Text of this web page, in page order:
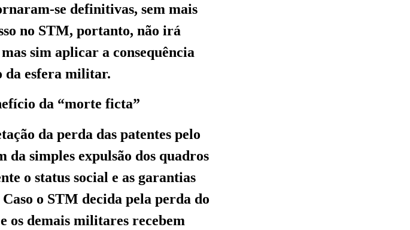
se definitivas, sem mais
no STM, portanto, não irá
sim aplicar a consequência
esfera militar.
da “morte ficta”
da perda das patentes pelo
simples expulsão dos quadros
o status social e as garantias
o STM decida pela perda do
os demais militares recebem